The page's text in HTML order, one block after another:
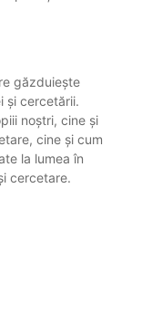
găzduiește
și cercetării.
noștri, cine și
cine și cum
la lumea în
cercetare.